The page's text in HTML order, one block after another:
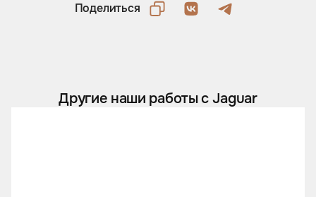
Поделиться
Другие наши работы с Jaguar